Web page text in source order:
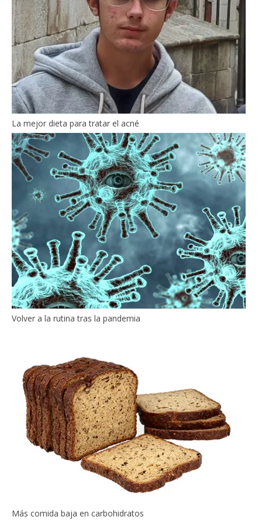
La mejor dieta para tratar el acné
Volver a la rutina tras la pandemia
Más comida baja en carbohidratos